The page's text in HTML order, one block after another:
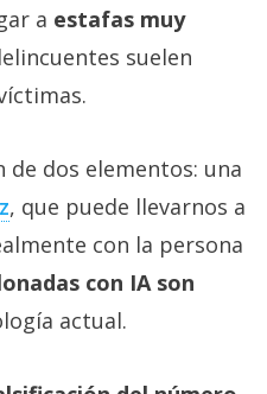
a estafas muy
suelen
de dos elementos: una
, que puede llevarnos a
con la persona
con IA son
actual.